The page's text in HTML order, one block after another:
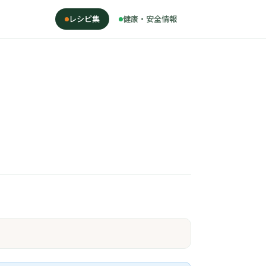
レシピ集 健康・安全情報